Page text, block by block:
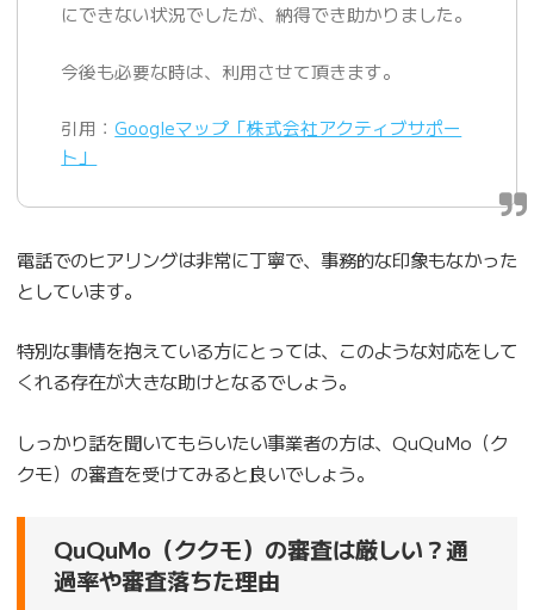
にできない状況でしたが、納得でき助かりました。
今後も必要な時は、利用させて頂きます。
引用：Googleマップ「株式会社アクティブサポー
ト」
電話でのヒアリングは非常に丁寧で、事務的な印象もなかった
としています。
特別な事情を抱えている方にとっては、このような対応をして
くれる存在が大きな助けとなるでしょう。
しっかり話を聞いてもらいたい事業者の方は、QuQuMo（ク
クモ）の審査を受けてみると良いでしょう。
QuQuMo（ククモ）の審査は厳しい？通
過率や審査落ちた理由